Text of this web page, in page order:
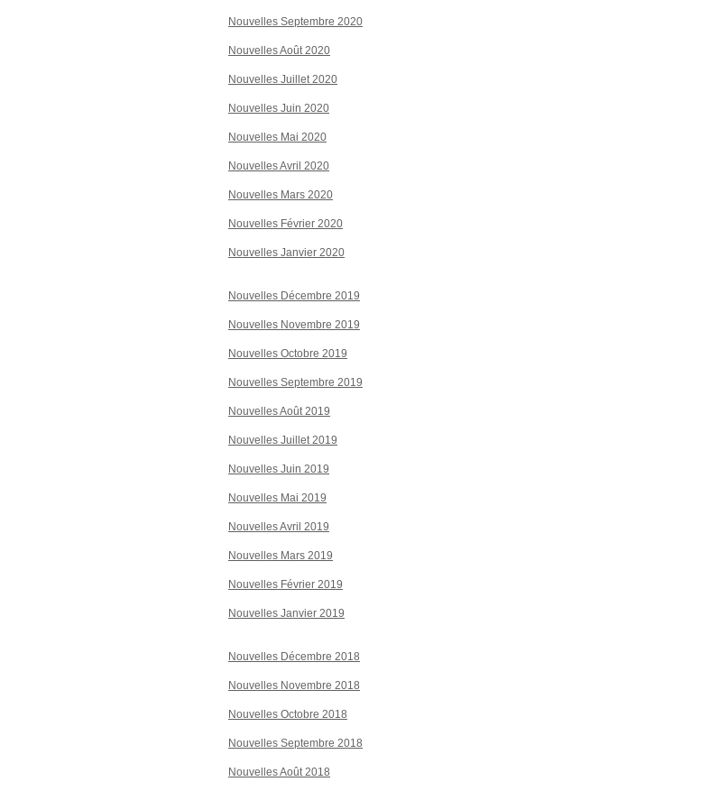
Nouvelles Septembre 2020
Nouvelles Août 2020
Nouvelles Juillet 2020
Nouvelles Juin 2020
Nouvelles Mai 2020
Nouvelles Avril 2020
Nouvelles Mars 2020
Nouvelles Février 2020
Nouvelles Janvier 2020
Nouvelles Décembre 2019
Nouvelles Novembre 2019
Nouvelles Octobre 2019
Nouvelles Septembre 2019
Nouvelles Août 2019
Nouvelles Juillet 2019
Nouvelles Juin 2019
Nouvelles Mai 2019
Nouvelles Avril 2019
Nouvelles Mars 2019
Nouvelles Février 2019
Nouvelles Janvier 2019
Nouvelles Décembre 2018
Nouvelles Novembre 2018
Nouvelles Octobre 2018
Nouvelles Septembre 2018
Nouvelles Août 2018